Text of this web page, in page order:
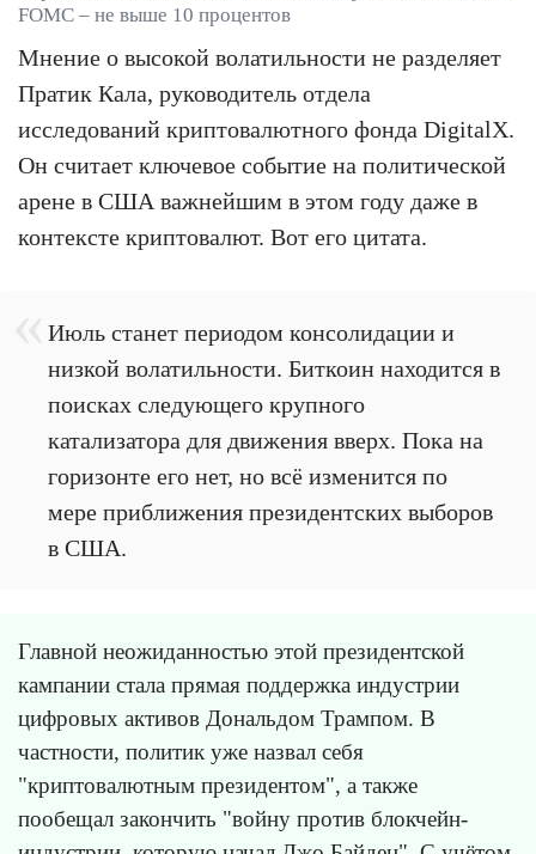
FOMC – не выше 10 процентов
Мнение о высокой волатильности не разделяет
Пратик Кала, руководитель отдела
исследований криптовалютного фонда DigitalX.
Он считает ключевое событие на политической
арене в США важнейшим в этом году даже в
контексте криптовалют. Вот его цитата.
Июль станет периодом консолидации и
низкой волатильности. Биткоин находится в
поисках следующего крупного
катализатора для движения вверх. Пока на
горизонте его нет, но всё изменится по
мере приближения президентских выборов
в США.
Главной неожиданностью этой президентской
кампании стала прямая поддержка индустрии
цифровых активов Дональдом Трампом. В
частности, политик уже назвал себя
"криптовалютным президентом", а также
пообещал закончить "войну против блокчейн-